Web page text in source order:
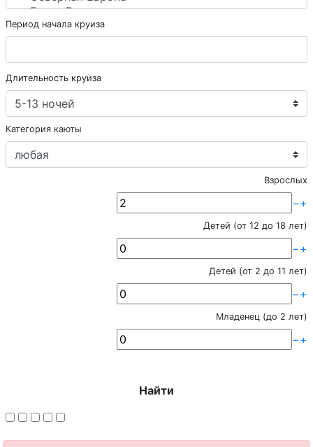
Период начала круиза
Длительность круиза
Категория каюты
Взрослых
−+
Детей (от 12 до 18 лет)
−+
Детей (от 2 до 11 лет)
−+
Младенец (до 2 лет)
−+
Найти